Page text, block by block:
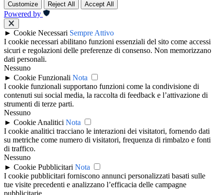
Customize Reject All Accept All
Powered by
► Cookie Necessari Sempre Attivo
I cookie necessari abilitano funzioni essenziali del sito come accessi
sicuri e regolazioni delle preferenze di consenso. Non memorizzano
dati personali.
Nessuno
► Cookie Funzionali Nota
I cookie funzionali supportano funzioni come la condivisione di
contenuti sui social media, la raccolta di feedback e l’attivazione di
strumenti di terze parti.
Nessuno
► Cookie Analitici Nota
I cookie analitici tracciano le interazioni dei visitatori, fornendo dati
su metriche come numero di visitatori, frequenza di rimbalzo e fonti
di traffico.
Nessuno
► Cookie Pubblicitari Nota
I cookie pubblicitari forniscono annunci personalizzati basati sulle
tue visite precedenti e analizzano l’efficacia delle campagne